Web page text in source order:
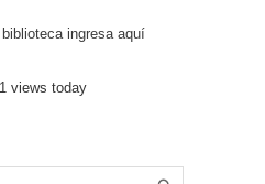
ingresa aquí
views today